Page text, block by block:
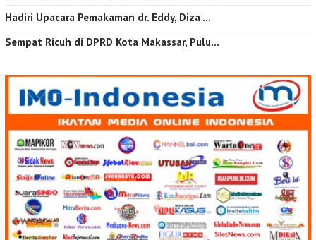
Hadiri Upacara Pemakaman dr. Eddy, Diza …
Sempat Ricuh di DPRD Kota Makassar, Pulu…